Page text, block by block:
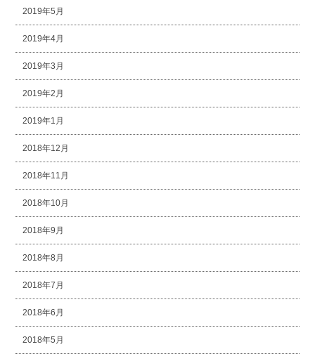
2019年5月
2019年4月
2019年3月
2019年2月
2019年1月
2018年12月
2018年11月
2018年10月
2018年9月
2018年8月
2018年7月
2018年6月
2018年5月